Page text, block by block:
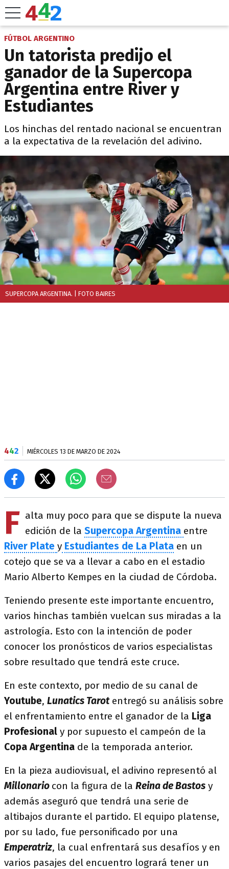
FÚTBOL ARGENTINO
Un tatorista predijo el
ganador de la Supercopa
Argentina entre River y
Estudiantes
Los hinchas del rentado nacional se encuentran
a la expectativa de la revelación del adivino.
SUPERCOPA ARGENTINA. | FOTO BAIRES
442 MIÉRCOLES 13 DE MARZO DE 2024
F alta muy poco para que se dispute la nueva
edición de la Supercopa Argentina entre
River Plate y Estudiantes de La Plata en un
cotejo que se va a llevar a cabo en el estadio
Mario Alberto Kempes en la ciudad de Córdoba.
Teniendo presente este importante encuentro,
varios hinchas también vuelcan sus miradas a la
astrología. Esto con la intención de poder
conocer los pronósticos de varios especialistas
sobre resultado que tendrá este cruce.
En este contexto, por medio de su canal de
Youtube, Lunatics Tarot entregó su análisis sobre
el enfrentamiento entre el ganador de la Liga
Profesional y por supuesto el campeón de la
Copa Argentina de la temporada anterior.
En la pieza audiovisual, el adivino representó al
Millonario con la figura de la Reina de Bastos y
además aseguró que tendrá una serie de
altibajos durante el partido. El equipo platense,
por su lado, fue personificado por una
Emperatriz, la cual enfrentará sus desafíos y en
varios pasajes del encuentro logrará tener un